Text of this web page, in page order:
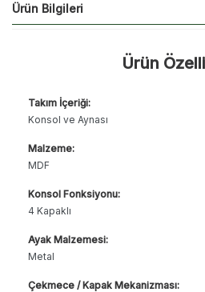
Ürün Bilgileri
Ürün
Takım İçeriği:
Konsol ve Aynası
Malzeme:
MDF
Konsol Fonksiyonu:
4 Kapaklı
Ayak Malzemesi:
Metal
Çekmece / Kapak Mekanizması: